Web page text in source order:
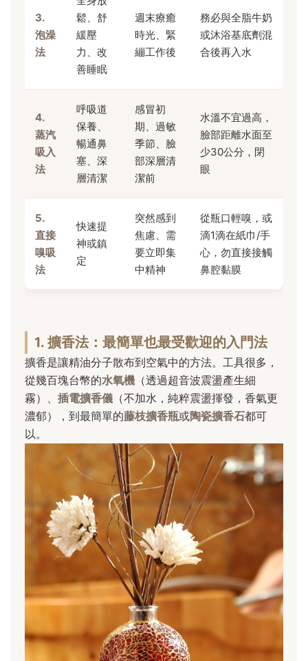
3.
泡澡
法
鬆、舒
緩壓
力、改
善睡眠
週末療癒
時光、緊
繃工作後
務必與全脂牛奶
或沐浴基底劑混
合後再入水
4.
蒸汽
吸入
法
呼吸道
保養、
暢通鼻
塞、深
層清潔
感冒初
期、過敏
季節、臉
部深層清
潔前
水溫不宜過高，
臉部距離水面至
少30公分，閉
眼
5.
直接
嗅吸
法
快速提
神或鎮
定
突然感到
焦慮、需
要立即集
中精神
從瓶口輕嗅，或
滴1滴在紙巾/手
心，勿直接接觸
鼻腔黏膜
1. 擴香法：最簡單也最受歡迎的入門法
擴香是讓精油分子散布到空氣中的方法。工具很多，
從幾百塊台幣的水氧機 （透過超音波震盪產生細
霧）、 插電擴香儀 （不加水，純粹震盪揮發，香氣更
濃郁），到最簡單的藤枝擴香瓶或陶瓷擴香石都可
以。